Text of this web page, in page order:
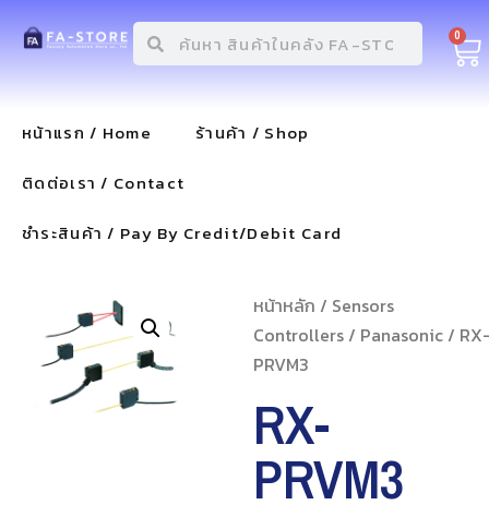
0
หน้าแรก / Home
ร้านค้า / Shop
ติดต่อเรา / Contact
ชำระสินค้า / Pay By Credit/Debit Card
หน้าหลัก / Sensors
Controllers/ Panasonic/
PRVM3
RX-
PRVM3